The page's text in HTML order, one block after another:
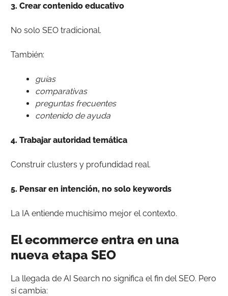
3. Crear contenido educativo
No solo SEO tradicional.
También:
guías
comparativas
preguntas frecuentes
contenido de ayuda
4. Trabajar autoridad temática
Construir clusters y profundidad real.
5. Pensar en intención, no solo keywords
La IA entiende muchísimo mejor el contexto.
El ecommerce entra en una
nueva etapa SEO
La llegada de AI Search no significa el fin del SEO. Pero
sí cambia: